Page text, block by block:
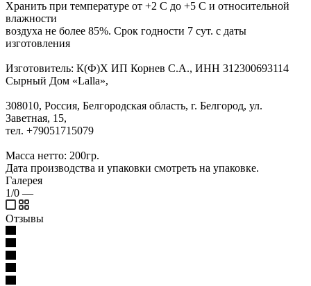
Хранить при температуре от +2 С до +5 С и относительной
влажности
воздуха не более 85%. Срок годности 7 сут. с даты
изготовления
Изготовитель: К(Ф)Х ИП Корнев С.А., ИНН 312300693114
Сырный Дом «Lalla»,
308010, Россия, Белгородская область, г. Белгород, ул.
Заветная, 15,
тел. +79051715079
Масса нетто: 200гр.
Дата производства и упаковки смотреть на упаковке.
Галерея
1/0 —
Отзывы